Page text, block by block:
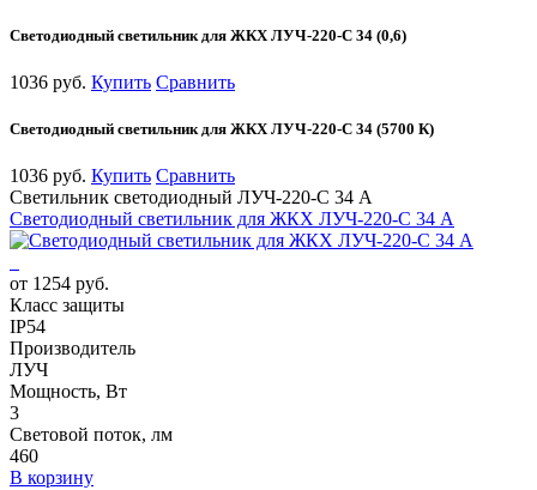
Светодиодный светильник для ЖКХ ЛУЧ-220-С 34 (0,6)
1036 руб. Купить Сравнить
Светодиодный светильник для ЖКХ ЛУЧ-220-С 34 (5700 К)
1036 руб. Купить Сравнить
Светильник светодиодный ЛУЧ-220-С 34 А
Светодиодный светильник для ЖКХ ЛУЧ-220-С 34 А
от 1254 руб.
Класс защиты
IP54
Производитель
ЛУЧ
Мощность, Вт
3
Световой поток, лм
460
В корзину